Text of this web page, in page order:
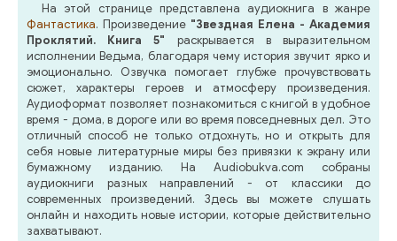
На этой странице представлена аудиокнига в жанре
Фантастика. Произведение "Звездная Елена - Академия
Проклятий. Книга 5" раскрывается в выразительном
исполнении Ведьма, благодаря чему история звучит ярко и
эмоционально. Озвучка помогает глубже прочувствовать
сюжет, характеры героев и атмосферу произведения.
Аудиоформат позволяет познакомиться с книгой в удобное
время - дома, в дороге или во время повседневных дел. Это
отличный способ не только отдохнуть, но и открыть для
себя новые литературные миры без привязки к экрану или
бумажному изданию. На Audiobukva.com собраны
аудиокниги разных направлений - от классики до
современных произведений. Здесь вы можете слушать
онлайн и находить новые истории, которые действительно
захватывают.